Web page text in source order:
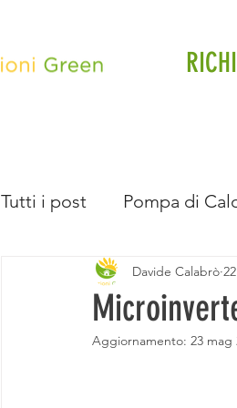
Tutti i post Pompa di
Direttiva Case Green
Batteria d'Accumulo
Davide Calabrò
Aggiornamento: 23 mag